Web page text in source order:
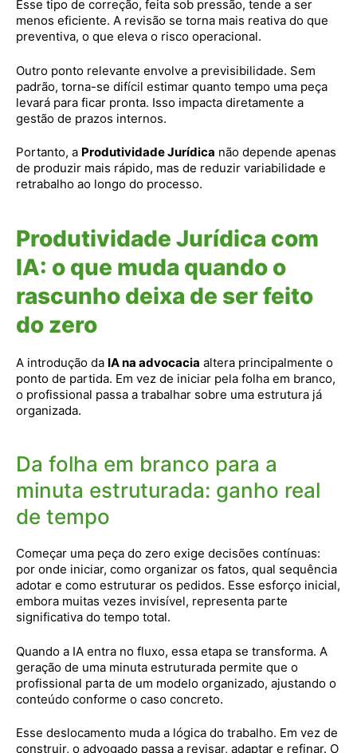
Esse tipo de correção, feita sob pressão, tende a ser
menos eficiente. A revisão se torna mais reativa do que
preventiva, o que eleva o risco operacional.
Outro ponto relevante envolve a previsibilidade. Sem
padrão, torna-se difícil estimar quanto tempo uma peça
levará para ficar pronta. Isso impacta diretamente a
gestão de prazos internos.
Portanto, a Produtividade Jurídica não depende apenas
de produzir mais rápido, mas de reduzir variabilidade e
retrabalho ao longo do processo.
Produtividade Jurídica com
IA: o que muda quando o
rascunho deixa de ser feito
do zero
A introdução da IA na advocacia altera principalmente o
ponto de partida. Em vez de iniciar pela folha em branco,
o profissional passa a trabalhar sobre uma estrutura já
organizada.
Da folha em branco para a
minuta estruturada: ganho real
de tempo
Começar uma peça do zero exige decisões contínuas:
por onde iniciar, como organizar os fatos, qual sequência
adotar e como estruturar os pedidos. Esse esforço inicial,
embora muitas vezes invisível, representa parte
significativa do tempo total.
Quando a IA entra no fluxo, essa etapa se transforma. A
geração de uma minuta estruturada permite que o
profissional parta de um modelo organizado, ajustando o
conteúdo conforme o caso concreto.
Esse deslocamento muda a lógica do trabalho. Em vez de
construir, o advogado passa a revisar, adaptar e refinar. O